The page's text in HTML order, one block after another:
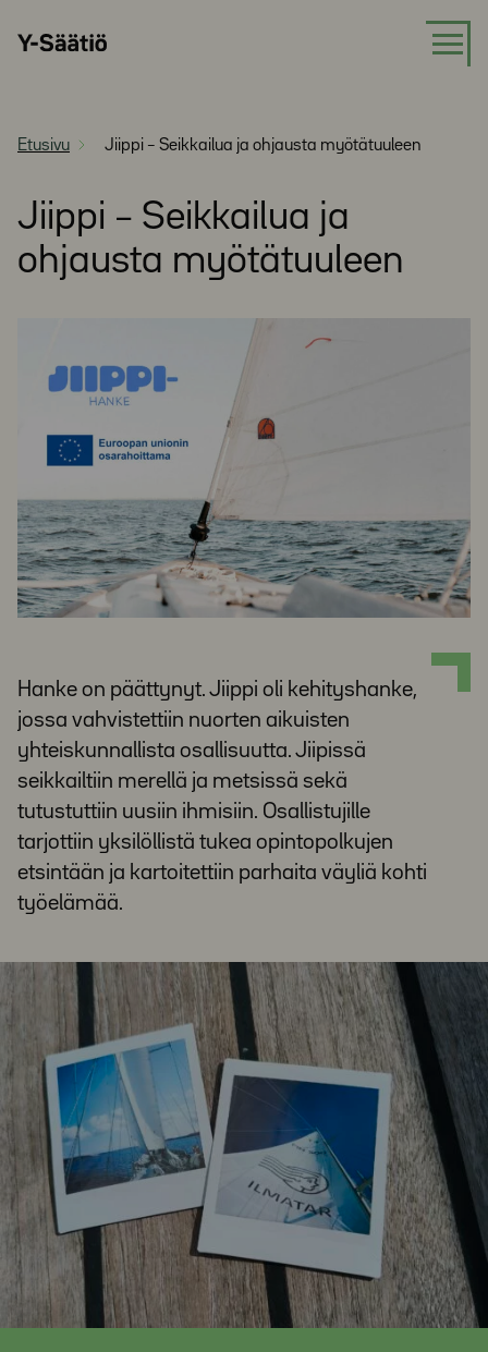
suoraan
Y-
Etusivu Jiippi – Seikkailua ja ohjausta myötätuuleen
Jiippi – Seikkailua ja
ohjausta myötätuuleen
Hanke on päättynyt. Jiippi oli kehityshanke,
jossa vahvistettiin nuorten aikuisten
yhteiskunnallista osallisuutta. Jiipissä
seikkailtiin merellä ja metsissä sekä
tutustuttiin uusiin ihmisiin. Osallistujille
tarjottiin yksilöllistä tukea opintopolkujen
etsintään ja kartoitettiin parhaita väyliä kohti
työelämää.